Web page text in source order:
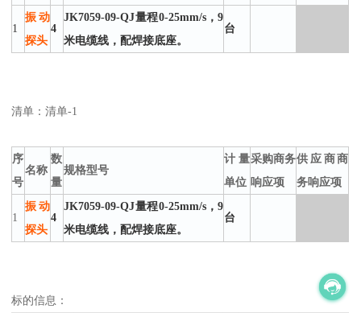
1
振动
探头
4
JK7059-09-QJ量程0-25mm/s，9
米电缆线，配焊接底座。
台
清单：清单-1
序
号
名称
数
量
规格型号
计量
单位
采购商务
响应项
供应商商
务响应项
1
振动
探头
4
JK7059-09-QJ量程0-25mm/s，9
米电缆线，配焊接底座。
台
标的信息：